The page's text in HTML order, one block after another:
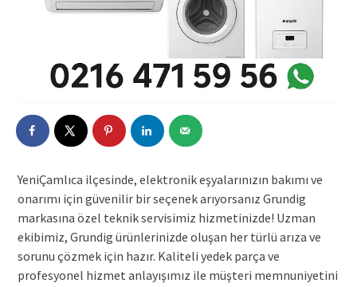
YeniÇamlıca ilçesinde, elektronik eşyalarınızın bakımı ve
onarımı için güvenilir bir seçenek arıyorsanız Grundig
markasına özel teknik servisimiz hizmetinizde! Uzman
ekibimiz, Grundig ürünlerinizde oluşan her türlü arıza ve
sorunu çözmek için hazır. Kaliteli yedek parça ve
profesyonel hizmet anlayışımız ile müşteri memnuniyetini